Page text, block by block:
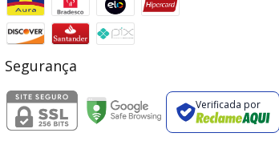
Segurança
Verificada por